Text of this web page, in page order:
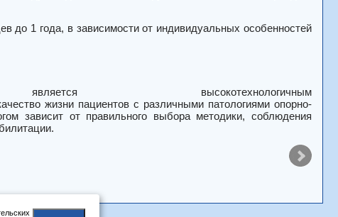
до 1 года, в зависимости от индивидуальных особенностей
высокотехнологичным
жизни пациентов с различными патологиями опорно-
зависит от правильного выбора методики, соблюдения